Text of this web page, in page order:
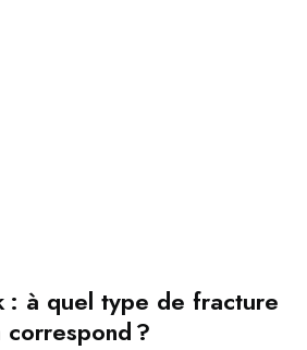
: à quel type de fracture
correspond ?